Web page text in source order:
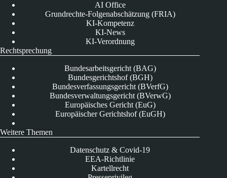
AI Office
Grundrechte-Folgenabschätzung (FRIA)
KI-Kompetenz
KI-News
KI-Verordnung
Rechtsprechung
Bundesarbeitsgericht (BAG)
Bundesgerichtshof (BGH)
Bundesverfassungsgericht (BVerfG)
Bundesverwaltungsgericht (BVerwG)
Europäisches Gericht (EuG)
Europäischer Gerichtshof (EuGH)
Weitere Themen
Datenschutz & Covid-19
EEA-Richtlinie
Kartellrecht